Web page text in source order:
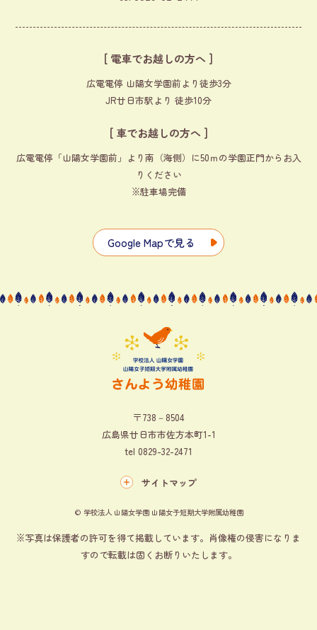
[ 電車でお越しの方へ ]
広電電停 山陽女学園前より徒歩3分
JR廿日市駅より 徒歩10分
[ 車でお越しの方へ ]
広電電停「山陽女学園前」より南（海側）に50ｍの学園正門からお入
りください
※駐車場完備
Google Mapで見る
〒738－8504
広島県廿日市市佐方本町1-1
tel 0829-32-2471
サイトマップ
© 学校法人 山陽女学園 山陽女子短期大学附属幼稚園
※写真は保護者の許可を得て掲載しています。肖像権の侵害になりま
すので転載は固くお断りいたします。